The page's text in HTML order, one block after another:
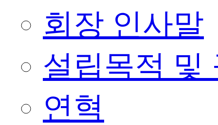
회장 인사말
설립목적 및
연혁